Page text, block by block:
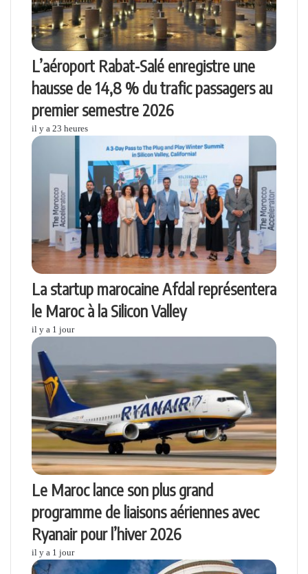
L’aéroport Rabat-Salé enregistre une
hausse de 14,8 % du trafic passagers au
premier semestre 2026
il y a 23 heures
La startup marocaine Afdal représentera
le Maroc à la Silicon Valley
il y a 1 jour
Le Maroc lance son plus grand
programme de liaisons aériennes avec
Ryanair pour l’hiver 2026
il y a 1 jour